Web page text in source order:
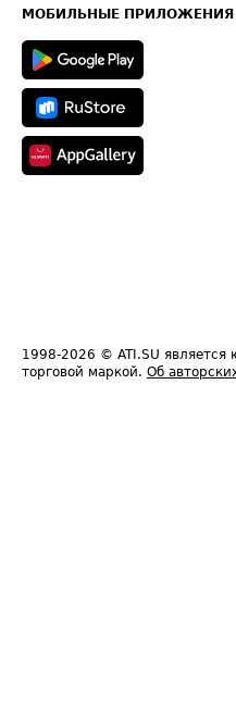
Техническая информация
МОБИЛЬНЫЕ ПРИЛОЖЕНИЯ
1998-2026 © ATI.SU является
торговой маркой. Об